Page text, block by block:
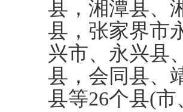
县，湘潭县、
县，张家界市
兴市、永兴县
县，会同县、
县等26个县(